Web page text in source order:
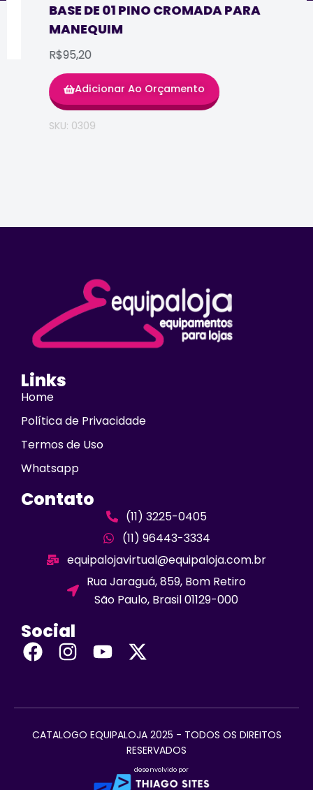
BASE DE 01 PINO CROMADA PARA
MANEQUIM
R$95,20
Adicionar Ao Orçamento
SKU: 0309
Links
Home
Política de Privacidade
Termos de Uso
Whatsapp
Contato
(11) 3225-0405
(11) 96443-3334
equipalojavirtual@equipaloja.com.br
Rua Jaraguá, 859, Bom Retiro
São Paulo, Brasil 01129-000
Social
CATALOGO EQUIPALOJA 2025 - TODOS OS DIREITOS
RESERVADOS
desenvolvido por